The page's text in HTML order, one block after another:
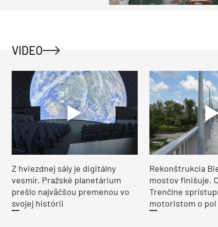
VIDEO
Z hviezdnej sály je digitálny
vesmír. Pražské planetárium
prešlo najväčšou premenou vo
svojej histórii
Rekonštrukcia
mostov finišuje.
Trenčíne
motoristom o pol